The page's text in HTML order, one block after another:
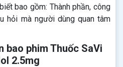
bao gồm: Thành phần, công
hỏi mà người dùng quan tâm
bao phim Thuốc SaVi
2.5mg